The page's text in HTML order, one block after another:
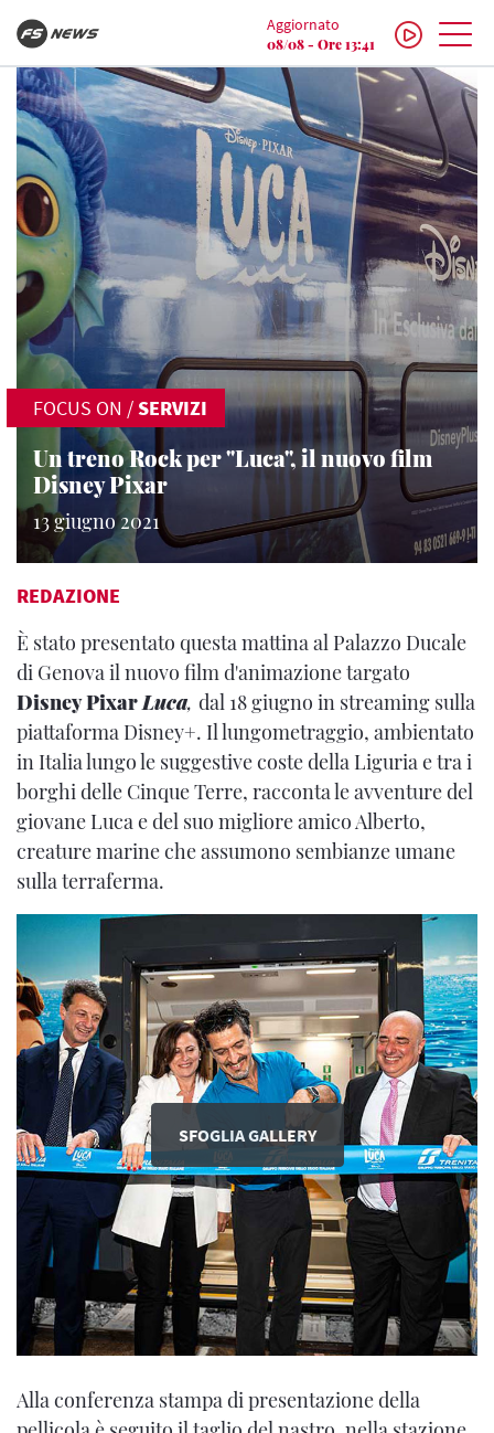
Aggiornato
08/08 - Ore 13:41
FOCUS ON /SERVIZI
Un treno Rock per "Luca", il nuovo film
Disney Pixar
13 giugno 2021
REDAZIONE
È stato presentato questa mattina al Palazzo Ducale
di Genova il nuovo film d'animazione targato
Disney PixarLuca, dal 18 giugno in streaming sulla
piattaforma Disney+. Il lungometraggio, ambientato
in Italia lungo le suggestive coste della Liguria e tra i
borghi delle Cinque Terre, racconta le avventure del
giovane Luca e del suo migliore amico Alberto,
creature marine che assumono sembianze umane
sulla terraferma.
SFOGLIA GALLERY
Alla conferenza stampa di presentazione della